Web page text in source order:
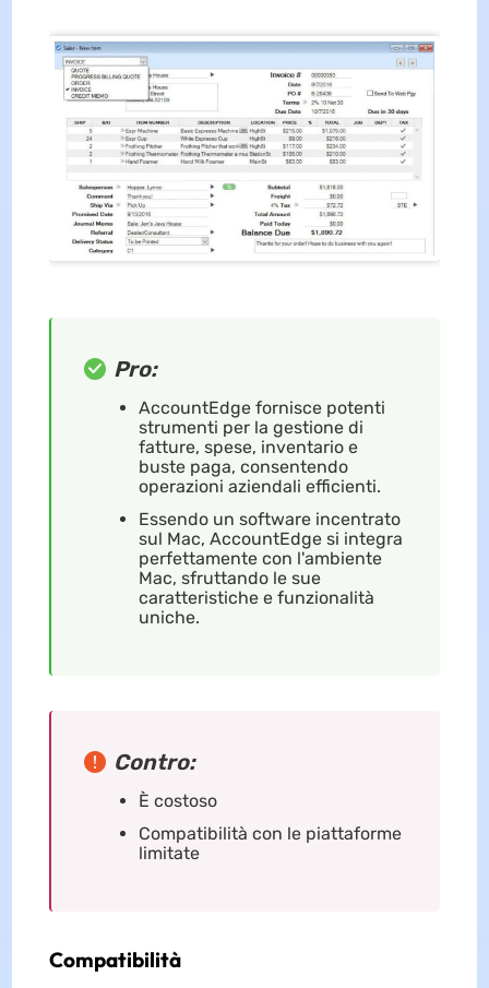
Pro:
AccountEdge fornisce potenti
strumenti per la gestione di
fatture, spese, inventario e
buste paga, consentendo
operazioni aziendali efficienti.
Essendo un software incentrato
sul Mac, AccountEdge si integra
perfettamente con l'ambiente
Mac, sfruttando le sue
caratteristiche e funzionalità
uniche.
Contro:
È costoso
Compatibilità con le piattaforme
limitate
Compatibilità